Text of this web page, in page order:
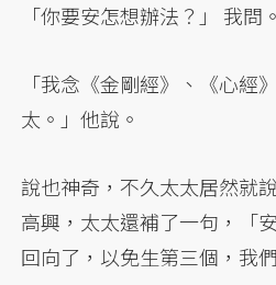
「你要安怎想辦法？」 我問。
「我念《金剛經》、《心經
太。」他說。
說也神奇，不久太太居然就
高興，太太還補了一句，「
回向了，以免生第三個，我們